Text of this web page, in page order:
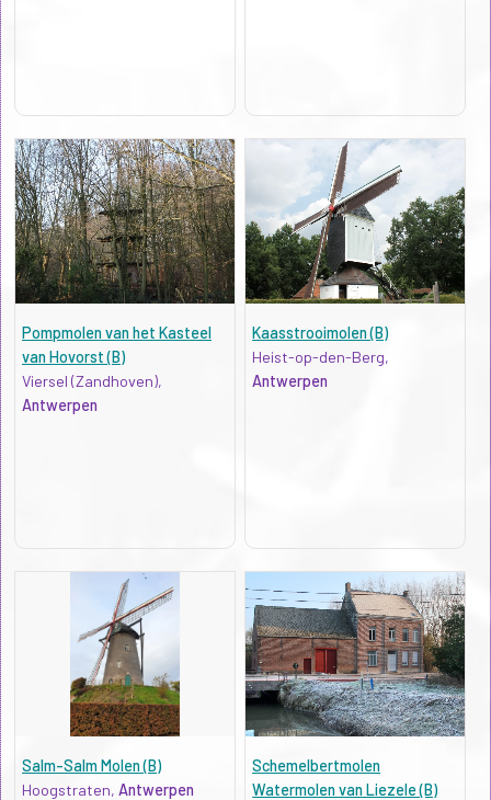
Pompmolen van het Kasteel
van Hovorst (B)
Viersel (Zandhoven),
Antwerpen
Kaasstrooimolen (B)
Heist-op-den-Berg,
Antwerpen
Salm-Salm Molen (B)
Hoogstraten, Antwerpen
Schemelbertmolen
Watermolen van Liezele (B)